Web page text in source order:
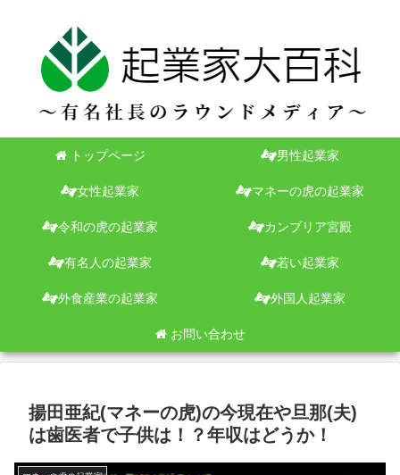
トップページ 男性起業家
女性起業家 マネーの虎の起業家
令和の虎の起業家 カンブリア宮殿
有名人の起業家 若い起業家
外食産業の起業家 外国人起業家
お問い合わせ
揚田亜紀(マネーの虎)の今現在や旦那(夫)
は歯医者で子供は！？年収はどうか！